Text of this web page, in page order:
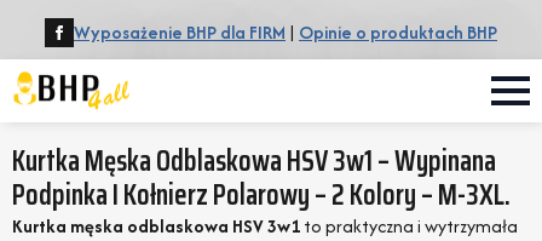
Wyposażenie BHP dla FIRM | Opinie o produktach BHP
Kurtka Męska Odblaskowa HSV 3w1 – Wypinana
Podpinka I Kołnierz Polarowy – 2 Kolory – M-3XL.
Kurtka męska odblaskowa HSV 3w1to praktyczna i wytrzymała